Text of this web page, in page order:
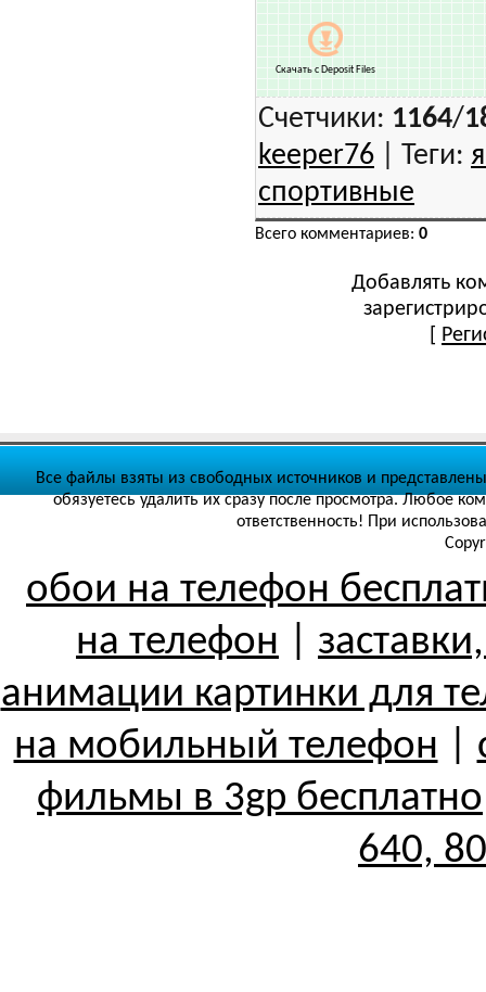
Скачать c Deposit Files
Счетчики: 1164/
keeper76
Теги:
спортивные
Всего комментариев: 0
Добавлять
Все файлы взяты из свободных источников и
обязуетесь удалить их сразу после просмотра. Любое
ответственность! При
обои на телефон
на телефон
анимации картинки для
на мобильный телефон
фильмы в 3gp бесплатно
640,